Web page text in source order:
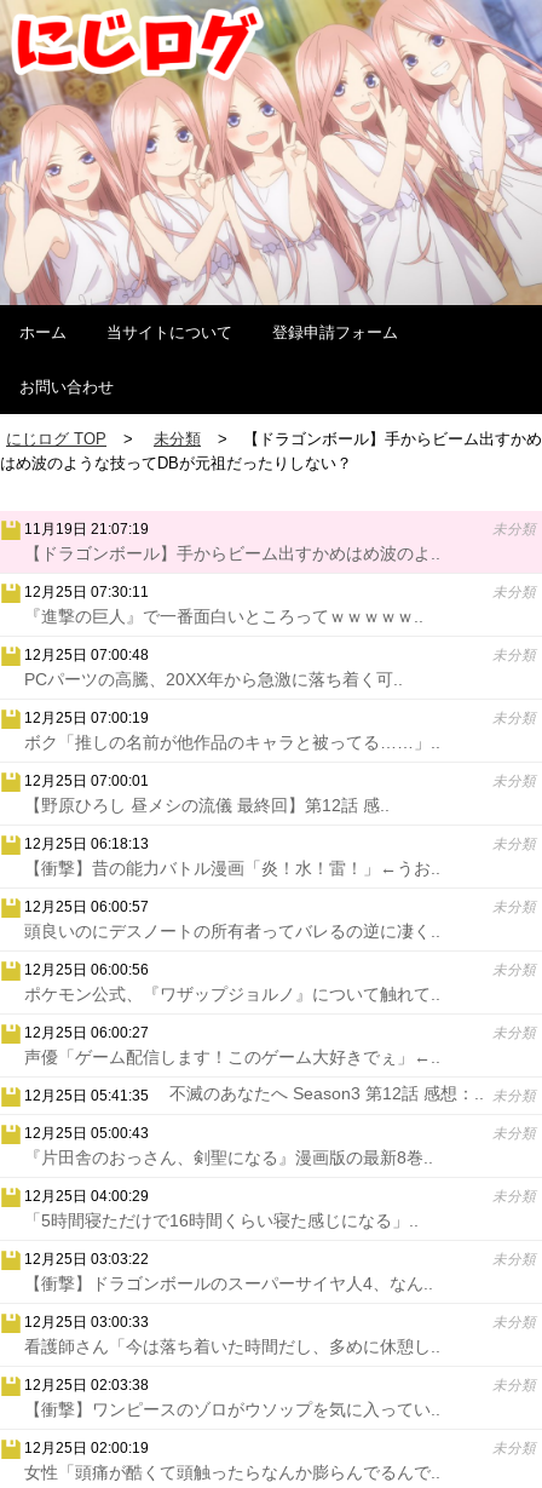
ホーム 当サイトについて 登録申請フォーム
お問い合わせ
にじログ TOP 未分類
【ドラゴンボール】手からビーム出すかめ
はめ波のような技ってDBが元祖だったりしない？
11月19日 21:07:19 未分類
【ドラゴンボール】手からビーム出すかめはめ波のよ..
12月25日 07:30:11 未分類
『進撃の巨人』で一番面白いところってｗｗｗｗｗ..
12月25日 07:00:48 未分類
PCパーツの高騰、20XX年から急激に落ち着く可..
12月25日 07:00:19 未分類
ボク「推しの名前が他作品のキャラと被ってる……」..
12月25日 07:00:01 未分類
【野原ひろし 昼メシの流儀 最終回】第12話 感..
12月25日 06:18:13 未分類
【衝撃】昔の能力バトル漫画「炎！水！雷！」←うお..
12月25日 06:00:57 未分類
頭良いのにデスノートの所有者ってバレるの逆に凄く..
12月25日 06:00:56 未分類
ポケモン公式、『ワザップジョルノ』について触れて..
12月25日 06:00:27 未分類
声優「ゲーム配信します！このゲーム大好きでぇ」←..
12月25日 05:41:35 未分類
不滅のあなたへ Season3 第12話 感想：..
12月25日 05:00:43 未分類
『片田舎のおっさん、剣聖になる』漫画版の最新8巻..
12月25日 04:00:29 未分類
「5時間寝ただけで16時間くらい寝た感じになる」..
12月25日 03:03:22 未分類
【衝撃】ドラゴンボールのスーパーサイヤ人4、なん..
12月25日 03:00:33 未分類
看護師さん「今は落ち着いた時間だし、多めに休憩し..
12月25日 02:03:38 未分類
【衝撃】ワンピースのゾロがウソップを気に入ってい..
12月25日 02:00:19 未分類
女性「頭痛が酷くて頭触ったらなんか膨らんでるんで..